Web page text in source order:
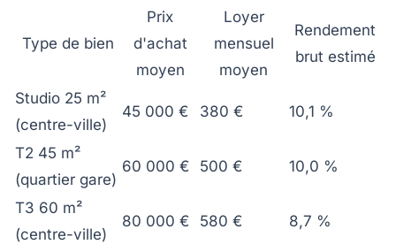
Type de bien
Prix
d'achat
moyen
Loyer
mensuel
moyen
Rendement
brut estimé
Studio 25 m²
(centre-ville)
45 000 € 380 € 10,1 %
T2 45 m²
(quartier gare)
60 000 € 500 € 10,0 %
T3 60 m²
(centre-ville)
80 000 € 580 € 8,7 %